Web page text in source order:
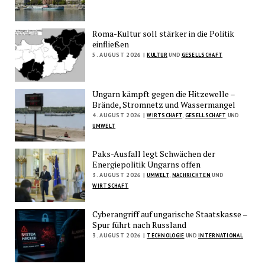
Roma-Kultur soll stärker in die Politik
einfließen
5. AUGUST 2026 | KULTURUND GESELLSCHAFT
Ungarn kämpft gegen die Hitzewelle –
Brände, Stromnetz und Wassermangel
4. AUGUST 2026 | WIRTSCHAFT GESELLSCHAFT UND
UMWELT
Paks-Ausfall legt Schwächen der
Energiepolitik Ungarns offen
3. AUGUST 2026 | UMWELT, NACHRICHTEN UND
WIRTSCHAFT
Cyberangriff auf ungarische Staatskasse –
Spur führt nach Russland
3. AUGUST 2026 | TECHNOLOGIE UNDINTERNATIONAL